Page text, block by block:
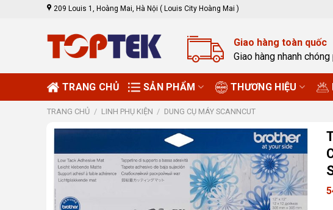
209 Louis 1, Hoàng Mai, Hà Nội ( Louis City Hoàng Mai )
Giao hàng toàn quốc
Giao hàng nhanh
TRANG CHỦ SẢN PHẨM THƯƠNG HIỆU
TRANG CHỦ / LINH PHỤ KIỆN / DUNG CỤ MÁY SCANNCUT